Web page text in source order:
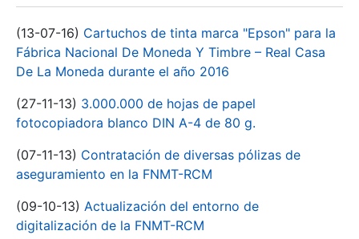
(13-07-16) Cartuchos de tinta marca "Epson" para la
Fábrica Nacional De Moneda Y Timbre – Real Casa
De La Moneda durante el año 2016
(27-11-13) 3.000.000 de hojas de papel
fotocopiadora blanco DIN A-4 de 80 g.
(07-11-13) Contratación de diversas pólizas de
aseguramiento en la FNMT-RCM
(09-10-13) Actualización del entorno de
digitalización de la FNMT-RCM